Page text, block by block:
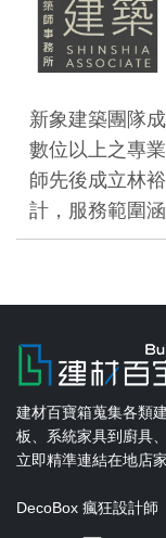
新象建築團隊
數位以上之專
師先後成立林
計，服務範圍
建材百寶箱蒐集各類
板、系統家具到廚具
立即精準連結在地店
DecoBox 瘋狂設計師